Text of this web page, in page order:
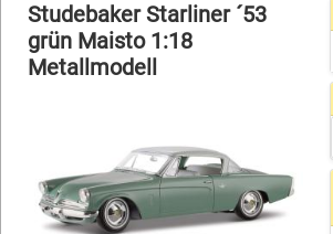
Studebaker Starliner ´53
grün Maisto 1:18
Metallmodell